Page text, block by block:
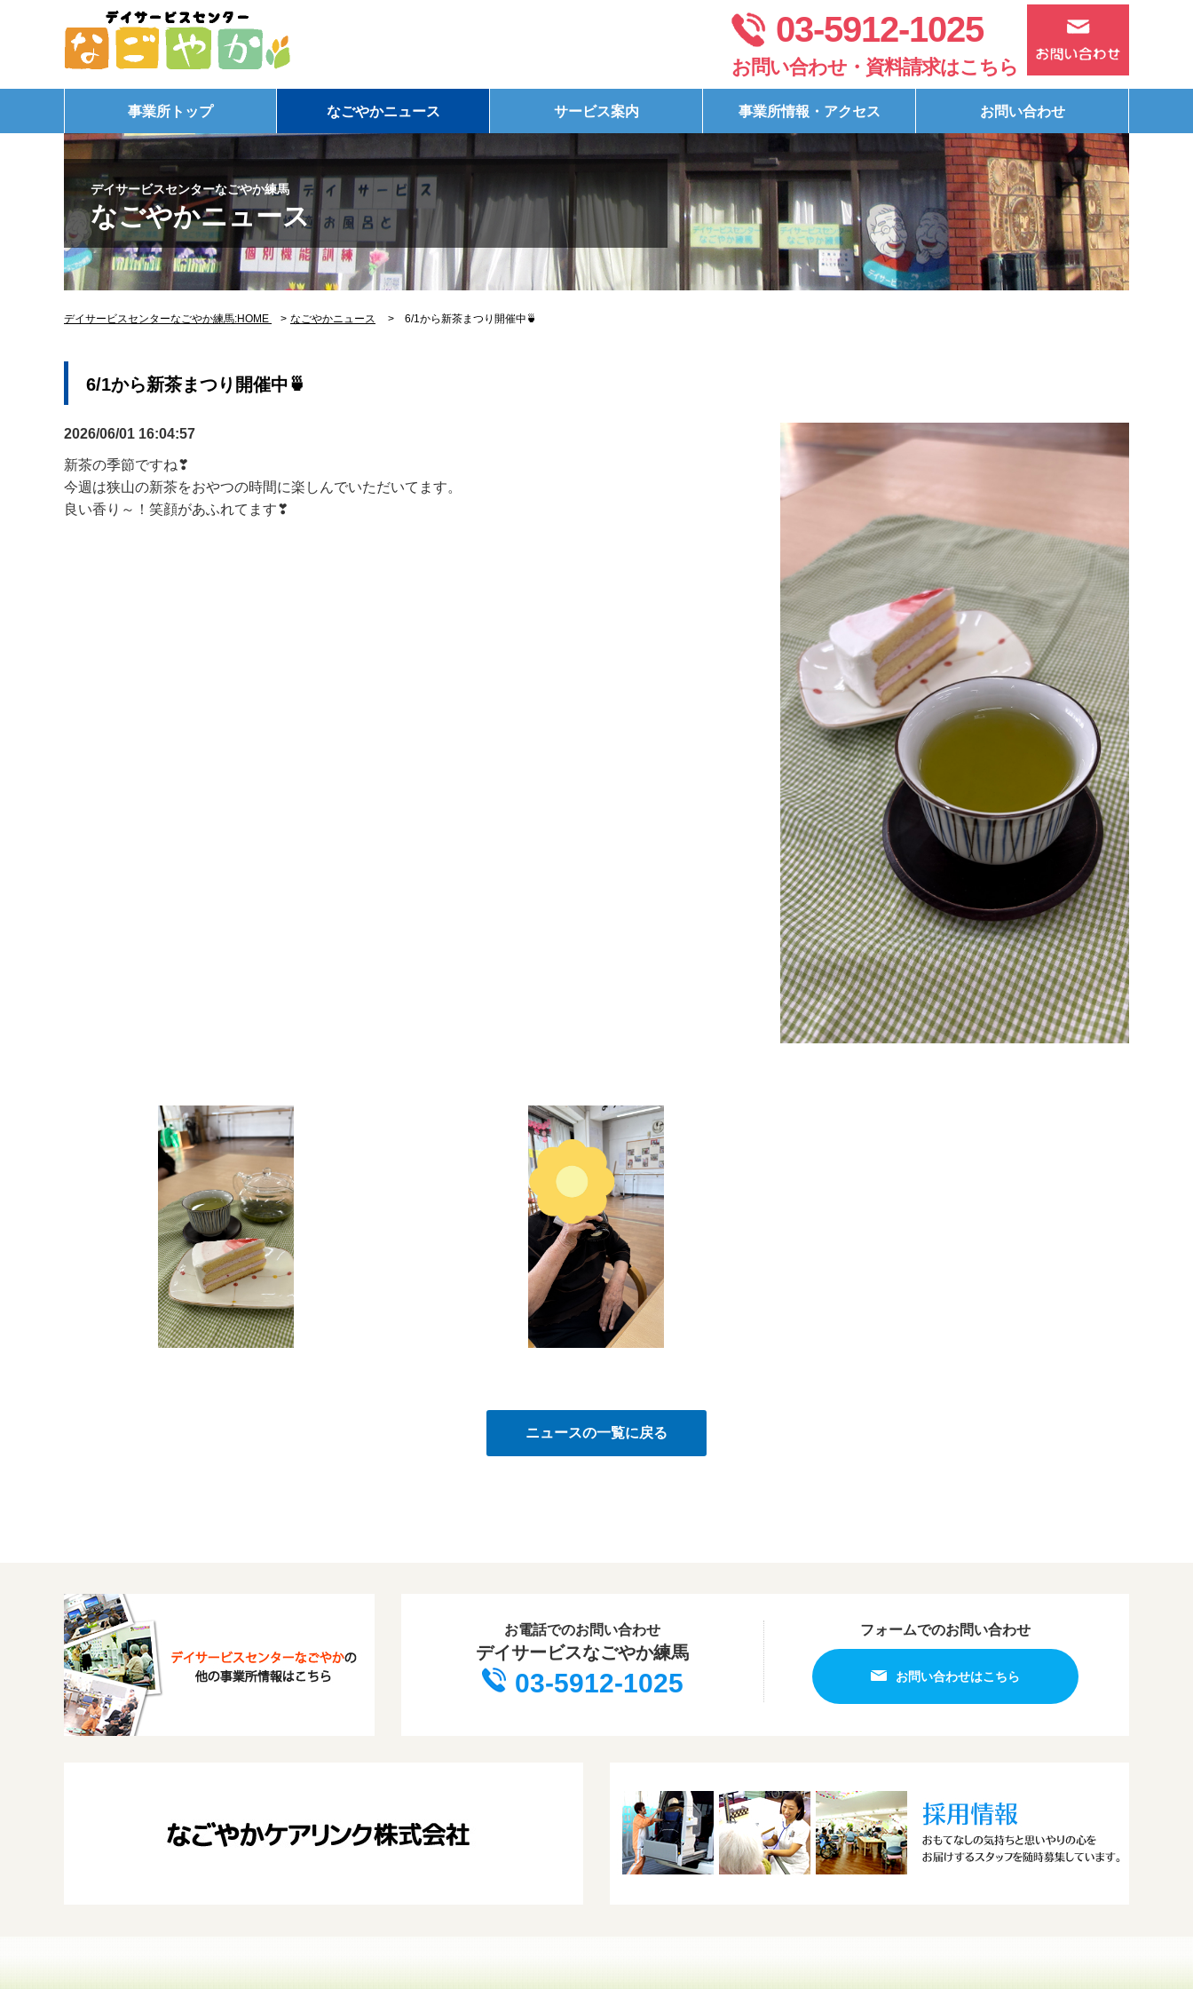
03-5912-1025
お問い合わせ・資料請求はこちら
事業所トップ なごやかニュース サービス案内 事業所情報・アクセス お問い合わせ
デイサービスセンターなごやか練馬
なごやかニュース
デイサービスセンターなごやか練馬:HOME > なごやかニュース 6/1から新茶まつり開催中🍵
6/1から新茶まつり開催中🍵
2026/06/01 16:04:57
新茶の季節ですね❣
今週は狭山の新茶をおやつの時間に楽しんでいただいてます。
良い香り～！笑顔があふれてます❣
ニュースの一覧に戻る
お電話でのお問い合わせ
デイサービスなごやか練馬
03-5912-1025
フォームでのお問い合わせ
お問い合わせはこちら